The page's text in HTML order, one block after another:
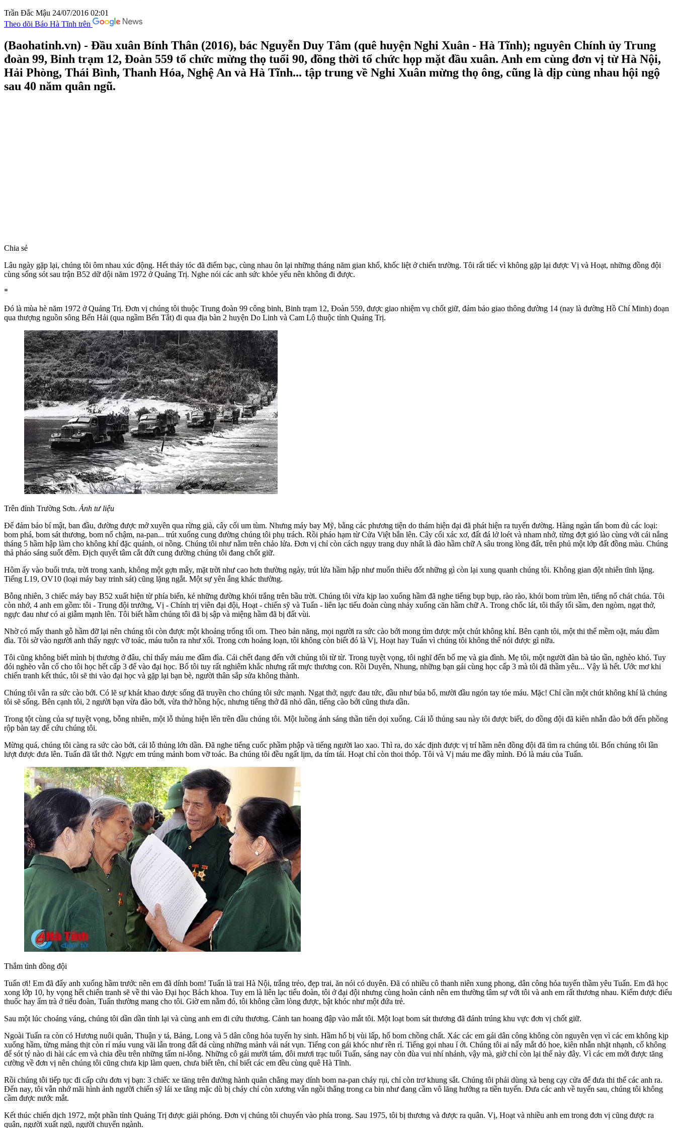
Trần Đắc Mậu 24/07/2016 02:01
Theo dõi Báo Hà Tĩnh trên
(Baohatinh.vn) - Đầu xuân Bính Thân (2016), bác Nguyễn Duy Tâm (quê huyện Nghi Xuân - Hà Tĩnh); nguyên Chính ủy Trung
đoàn 99, Binh trạm 12, Đoàn 559 tổ chức mừng thọ tuổi 90, đồng thời tổ chức họp mặt đầu xuân. Anh em cùng đơn vị từ Hà Nội,
Hải Phòng, Thái Bình, Thanh Hóa, Nghệ An và Hà Tĩnh... tập trung về Nghi Xuân mừng thọ ông, cũng là dịp cùng nhau hội ngộ
sau 40 năm quân ngũ.
Chia sẻ
Lâu ngày gặp lại, chúng tôi ôm nhau xúc động. Hết thảy tóc đã điểm bạc, cùng nhau ôn lại những tháng năm gian khổ, khốc liệt ở chiến trường. Tôi rất tiếc vì không gặp lại được Vị và Hoạt, những đồng đội
cùng sống sót sau trận B52 dữ dội năm 1972 ở Quảng Trị. Nghe nói các anh sức khỏe yếu nên không đi được.
*
Đó là mùa hè năm 1972 ở Quảng Trị. Đơn vị chúng tôi thuộc Trung đoàn 99 công binh, Binh trạm 12, Đoàn 559, được giao nhiệm vụ chốt giữ, đảm bảo giao thông đường 14 (nay là đường Hồ Chí Minh) đoạn
qua thượng nguồn sông Bến Hải (qua ngầm Bến Tắt) đi qua địa bàn 2 huyện Do Linh và Cam Lộ thuộc tỉnh Quảng Trị.
Trên đỉnh Trường Sơn.Ảnh tư liệu
Để đảm bảo bí mật, ban đầu, đường được mở xuyên qua rừng già, cây cối um tùm. Nhưng máy bay Mỹ, bằng các phương tiện do thám hiện đại đã phát hiện ra tuyến đường. Hàng ngàn tấn bom đủ các loại:
bom phá, bom sát thương, bom nổ chậm, na-pan... trút xuống cung đường chúng tôi phụ trách. Rồi pháo hạm từ Cửa Việt bắn lên. Cây cối xác xơ, đất đá lở loét và nham nhở, từng đợt gió lào cùng với cái nắng
tháng 5 hầm hập làm cho không khí đặc quánh, oi nồng. Chúng tôi như nằm trên chảo lửa. Đơn vị chỉ còn cách ngụy trang duy nhất là đào hầm chữ A sâu trong lòng đất, trên phủ một lớp đất đồng màu. Chúng
thả pháo sáng suốt đêm. Địch quyết tâm cắt đứt cung đường chúng tôi đang chốt giữ.
Hôm ấy vào buổi trưa, trời trong xanh, không một gợn mây, mặt trời như cao hơn thường ngày, trút lửa hầm hập như muốn thiêu đốt những gì còn lại xung quanh chúng tôi. Không gian đột nhiên tĩnh lặng.
Tiếng L19, OV10 (loại máy bay trinh sát) cũng lặng ngắt. Một sự yên ắng khác thường.
Bỗng nhiên, 3 chiếc máy bay B52 xuất hiện từ phía biển, kẻ những đường khói trắng trên bầu trời. Chúng tôi vừa kịp lao xuống hầm đã nghe tiếng bụp bụp, rào rào, khói bom trùm lên, tiếng nổ chát chúa. Tôi
còn nhớ, 4 anh em gồm: tôi - Trung đội trưởng, Vị - Chính trị viên đại đội, Hoạt - chiến sỹ và Tuấn - liên lạc tiểu đoàn cùng nhảy xuống căn hầm chữ A. Trong chốc lát, tôi thấy tối sầm, đen ngòm, ngạt thở,
ngực đau như có ai giẫm mạnh lên. Tôi biết hầm chúng tôi đã bị sập và miệng hầm đã bị đất vùi.
Nhờ có mấy thanh gỗ hầm đỡ lại nên chúng tôi còn được một khoảng trống tối om. Theo bản năng, mọi người ra sức cào bới mong tìm được một chút không khí. Bên cạnh tôi, một thi thể mềm oặt, máu đầm
đìa. Tôi sờ vào người anh thấy ngực vỡ toác, máu tuôn ra như xối. Trong cơn hoảng loạn, tôi không còn biết đó là Vị, Hoạt hay Tuấn vì chúng tôi không thể nói được gì nữa.
Tôi cũng không biết mình bị thương ở đâu, chỉ thấy máu me đầm đìa. Cái chết đang đến với chúng tôi từ từ. Trong tuyệt vọng, tôi nghĩ đến bố mẹ và gia đình. Mẹ tôi, một người đàn bà tảo tần, nghèo khó. Tuy
đói nghèo vẫn cố cho tôi học hết cấp 3 để vào đại học. Bố tôi tuy rất nghiêm khắc nhưng rất mực thương con. Rồi Duyên, Nhung, những bạn gái cùng học cấp 3 mà tôi đã thầm yêu... Vậy là hết. Ước mơ khi
chiến tranh kết thúc, tôi sẽ thi vào đại học và gặp lại bạn bè, người thân sắp sửa không thành.
Chúng tôi vẫn ra sức cào bới. Có lẽ sự khát khao được sống đã truyền cho chúng tôi sức mạnh. Ngạt thở, ngực đau tức, đầu như búa bổ, mười đầu ngón tay tóe máu. Mặc! Chỉ cần một chút không khí là chúng
tôi sẽ sống. Bên cạnh tôi, 2 người bạn vừa đào bới, vừa thở hồng hộc, nhưng tiếng thở đã nhỏ dần, tiếng cào bới cũng thưa dần.
Trong tột cùng của sự tuyệt vọng, bỗng nhiên, một lỗ thủng hiện lên trên đầu chúng tôi. Một luồng ánh sáng thần tiên dọi xuống. Cái lỗ thủng sau này tôi được biết, do đồng đội đã kiên nhẫn đào bới đến phồng
rộp bàn tay để cứu chúng tôi.
Mừng quá, chúng tôi càng ra sức cào bới, cái lỗ thủng lớn dần. Đã nghe tiếng cuốc phầm phập và tiếng người lao xao. Thì ra, do xác định được vị trí hầm nên đồng đội đã tìm ra chúng tôi. Bốn chúng tôi lần
lượt được đưa lên. Tuấn đã tắt thở. Ngực em trúng mảnh bom vỡ toác. Ba chúng tôi đều ngất lịm, da tím tái. Hoạt chỉ còn thoi thóp. Tôi và Vị máu me đầy mình. Đó là máu của Tuấn.
Thắm tình đồng đội
Tuấn ơi! Em đã đẩy anh xuống hầm trước nên em đã dính bom! Tuấn là trai Hà Nội, trắng trẻo, đẹp trai, ăn nói có duyên. Đã có nhiều cô thanh niên xung phong, dân công hỏa tuyến thầm yêu Tuấn. Em đã học
xong lớp 10, hy vọng hết chiến tranh sẽ về thi vào Đại học Bách khoa. Tuy em là liên lạc tiểu đoàn, tôi ở đại đội nhưng cùng hoàn cảnh nên em thường tâm sự với tôi và anh em rất thương nhau. Kiếm được điếu
thuốc hay ấm trà ở tiểu đoàn, Tuấn thường mang cho tôi. Giờ em nằm đó, tôi không cầm lòng được, bật khóc như một đứa trẻ.
Sau một lúc choáng váng, chúng tôi dần dần tỉnh lại và cùng anh em đi cứu thương. Cảnh tan hoang đập vào mắt tôi. Một loạt bom sát thương đã đánh trúng khu vực đơn vị chốt giữ.
Ngoài Tuấn ra còn có Hương nuôi quân, Thuận y tá, Bảng, Long và 5 dân công hỏa tuyến hy sinh. Hầm hố bị vùi lấp, hố bom chồng chất. Xác các em gái dân công không còn nguyên vẹn vì các em không kịp
xuống hầm, từng mảng thịt còn rỉ máu vung vãi lẫn trong đất đá cùng những mảnh vải nát vụn. Tiếng con gái khóc như rên rỉ. Tiếng gọi nhau í ới. Chúng tôi ai nấy mắt đỏ hoe, kiên nhẫn nhặt nhạnh, cố không
để sót tý nào di hài các em và chia đều trên những tấm ni-lông. Những cô gái mười tám, đôi mươi trạc tuổi Tuấn, sáng nay còn đùa vui nhí nhảnh, vậy mà, giờ chỉ còn lại thế này đây. Vì các em mới được tăng
cường về đơn vị nên chúng tôi cũng chưa kịp làm quen, chưa biết tên, chỉ biết các em đều cùng quê Hà Tĩnh.
Rồi chúng tôi tiếp tục đi cấp cứu đơn vị bạn: 3 chiếc xe tăng trên đường hành quân chẳng may dính bom na-pan cháy rụi, chỉ còn trơ khung sắt. Chúng tôi phải dùng xà beng cạy cửa để đưa thi thể các anh ra.
Đến nay, tôi vẫn nhớ mãi hình ảnh người chiến sỹ lái xe tăng mặc dù bị cháy chỉ còn xương vẫn ngồi thẳng trong ca bin như đang cầm vô lăng hướng ra tiền tuyến. Đưa các anh về tuyến sau, chúng tôi không
cầm được nước mắt.
Kết thúc chiến dịch 1972, một phần tỉnh Quảng Trị được giải phóng. Đơn vị chúng tôi chuyển vào phía trong. Sau 1975, tôi bị thương và được ra quân. Vị, Hoạt và nhiều anh em trong đơn vị cũng được ra
quân, người xuất ngũ, người chuyển ngành.